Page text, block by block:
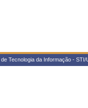
Tecnologia da Informação -